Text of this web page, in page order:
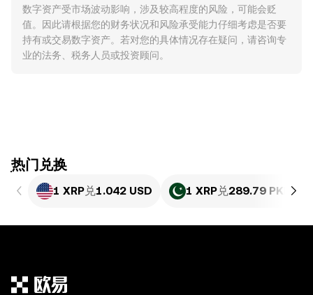
数字资产受市场波动影响，涉及较高程度的风险，可能会贬
值。因此请根据您的财务状况和风险承受能力仔细考虑是否要
持有或交易数字资产。若对您的具体情况存在疑问，请咨询专
业的法务、税务人员或投资顾问。
ִִִִִִִִִִִִִִִִִִִִִִִִִִִִִִִִִִִִִִִִִִִִִִִִ热门兑换
1 XRP兑1.042 USD 1 XRP兑289.79 PKR